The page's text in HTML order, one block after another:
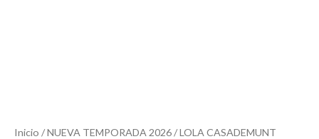
Inicio /NUEVA TEMPORADA 2026/ LOLA CASADEMUNT